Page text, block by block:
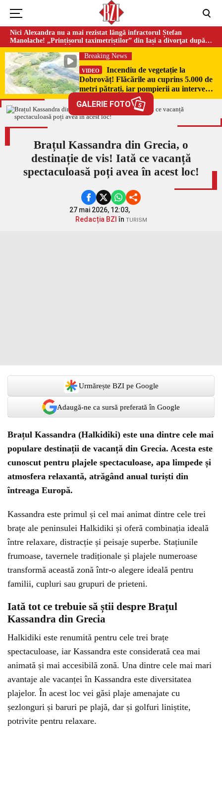
Nici Alexandra nu a mai rezistat lângă infractorul Ștefan
Manolache! „Prințișorul taximetriștilor” din Iași a divorţat după
doi ani de căsnicie
Breaking News
VIDEO
Incendiu de vegetație la
Dobrovăț! Flăcările au cuprins 5.000 de
metri pătrați, iar pompierii au intervenit
GALERIE FOTO 5
Brațul Kassandra din Grecia, o
destinație de vis! Iată ce vacanță
spectaculoasă poți avea în acest loc!
27 mai 2026, 12:03,
Redacția BZI în TURISM
Urmărește BZI pe Google
Adaugă-ne ca sursă preferată în Google
Brațul Kassandra (Halkidiki) este una dintre cele mai
populare destinații de vacanță din Grecia. Acesta este
cunoscut pentru plajele spectaculoase, apa limpede și
atmosfera relaxantă, atrăgând anual turiști din
întreaga Europă.
Kassandra este primul și cel mai animat dintre cele trei
brațe ale peninsulei Halkidiki și oferă combinația ideală
între relaxare, distracție și peisaje superbe. Stațiunile
frumoase, tavernele tradiționale și plajele numeroase
transformă această zonă într-o alegere ideală pentru
familii, cupluri sau grupuri de prieteni.
Iată tot ce trebuie să știi despre Brațul
Kassandra din Grecia
Halkidiki este renumită pentru cele trei brațe
spectaculoase, iar Kassandra este considerată cea mai
animată și mai accesibilă zonă. Una dintre cele mai mari
avantaje ale vacanței în Kassandra este diversitatea
plajelor. În acest loc vei găsi plaje amenajate cu
șezlonguri și baruri pe plajă, dar și golfuri liniștite,
potrivite pentru relaxare.